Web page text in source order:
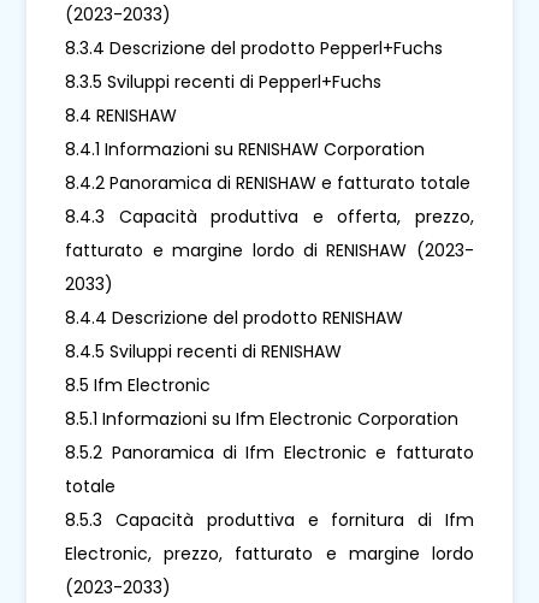
(2023-2033)
8.3.4 Descrizione del prodotto Pepperl+Fuchs
8.3.5 Sviluppi recenti di Pepperl+Fuchs
8.4 RENISHAW
8.4.1 Informazioni su RENISHAW Corporation
8.4.2 Panoramica di RENISHAW e fatturato totale
8.4.3 Capacità produttiva e offerta, prezzo,
fatturato e margine lordo di RENISHAW (2023-
2033)
8.4.4 Descrizione del prodotto RENISHAW
8.4.5 Sviluppi recenti di RENISHAW
8.5 Ifm Electronic
8.5.1 Informazioni su Ifm Electronic Corporation
8.5.2 Panoramica di Ifm Electronic e fatturato
totale
8.5.3 Capacità produttiva e fornitura di Ifm
Electronic, prezzo, fatturato e margine lordo
(2023-2033)